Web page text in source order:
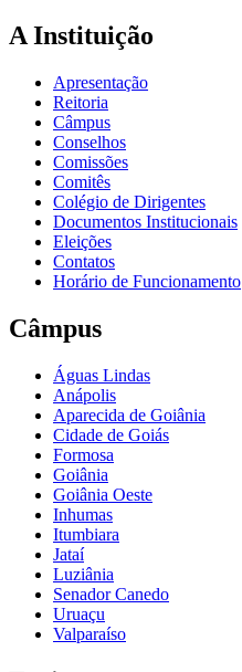
A Instituição
Apresentação
Reitoria
Câmpus
Conselhos
Comissões
Comitês
Colégio de Dirigentes
Documentos Institucionais
Eleições
Contatos
Horário de Funcionamento
Câmpus
Águas Lindas
Anápolis
Aparecida de Goiânia
Cidade de Goiás
Formosa
Goiânia
Goiânia Oeste
Inhumas
Itumbiara
Jataí
Luziânia
Senador Canedo
Uruaçu
Valparaíso